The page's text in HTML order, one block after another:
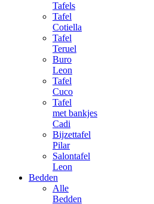
Tafels
Tafel
Cotiella
Tafel
Teruel
Buro
Leon
Tafel
Cuco
Tafel
met bankjes
Cadi
Bijzettafel
Pilar
Salontafel
Leon
Bedden
Alle
Bedden